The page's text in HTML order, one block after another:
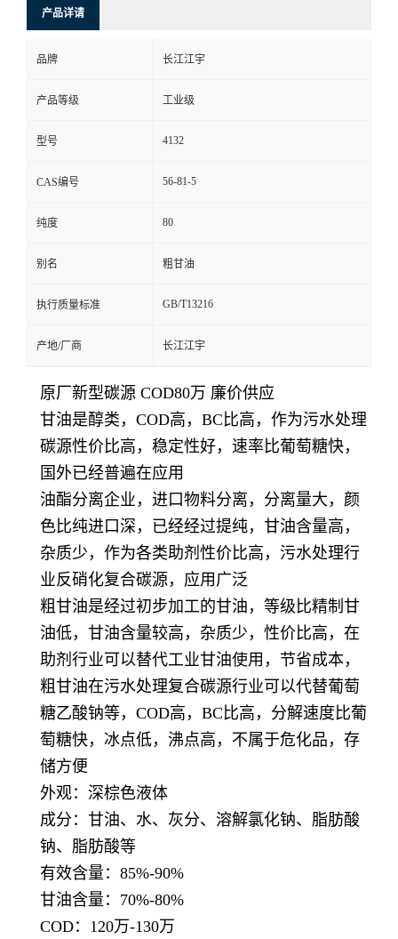
产品详请
品牌 长江江宇
产品等级 工业级
型号 4132
CAS编号 56-81-5
纯度 80
别名 粗甘油
执行质量标准 GB/T13216
产地/厂商 长江江宇
原厂新型碳源 COD80万 廉价供应
甘油是醇类，COD高，BC比高，作为污水处理
碳源性价比高，稳定性好，速率比葡萄糖快，
国外已经普遍在应用
油酯分离企业，进口物料分离，分离量大，颜
色比纯进口深，已经经过提纯，甘油含量高，
杂质少，作为各类助剂性价比高，污水处理行
业反硝化复合碳源，应用广泛
粗甘油是经过初步加工的甘油，等级比精制甘
油低，甘油含量较高，杂质少，性价比高，在
助剂行业可以替代工业甘油使用，节省成本，
粗甘油在污水处理复合碳源行业可以代替葡萄
糖乙酸钠等，COD高，BC比高，分解速度比葡
萄糖快，冰点低，沸点高，不属于危化品，存
储方便
外观：深棕色液体
成分：甘油、水、灰分、溶解氯化钠、脂肪酸
钠、脂肪酸等
有效含量：85%-90%
甘油含量：70%-80%
COD：120万-130万